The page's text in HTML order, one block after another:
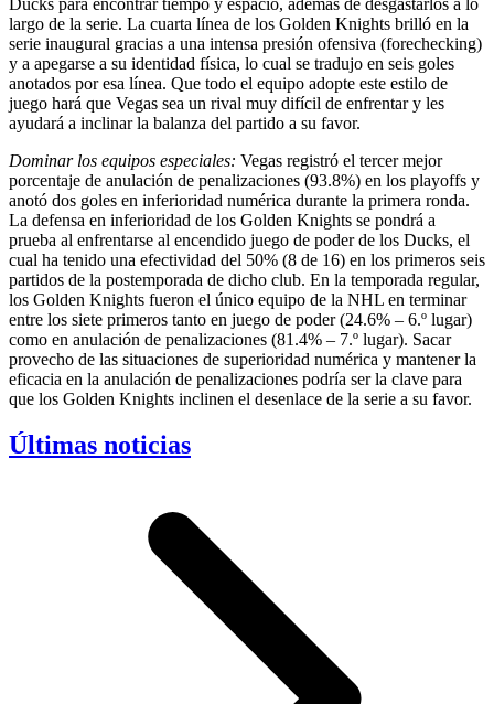
largo de la serie. La cuarta línea de los Golden Knights brilló en la
serie inaugural gracias a una intensa presión ofensiva (forechecking)
y a apegarse a su identidad física, lo cual se tradujo en seis goles
anotados por esa línea. Que todo el equipo adopte este estilo de
juego hará que Vegas sea un rival muy difícil de enfrentar y les
ayudará a inclinar la balanza del partido a su favor.
Dominar los equipos especiales: Vegas registró el tercer mejor
porcentaje de anulación de penalizaciones (93.8%) en los playoffs y
anotó dos goles en inferioridad numérica durante la primera ronda.
La defensa en inferioridad de los Golden Knights se pondrá a
prueba al enfrentarse al encendido juego de poder de los Ducks, el
cual ha tenido una efectividad del 50% (8 de 16) en los primeros seis
partidos de la postemporada de dicho club. En la temporada regular,
los Golden Knights fueron el único equipo de la NHL en terminar
entre los siete primeros tanto en juego de poder (24.6% – 6.º lugar)
como en anulación de penalizaciones (81.4% – 7.º lugar). Sacar
provecho de las situaciones de superioridad numérica y mantener la
eficacia en la anulación de penalizaciones podría ser la clave para
que los Golden Knights inclinen el desenlace de la serie a su favor.
Últimas noticias